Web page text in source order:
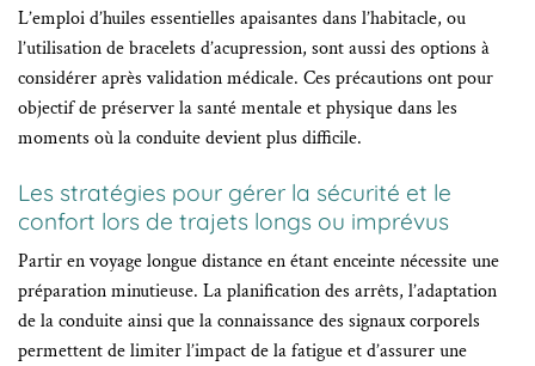
L’emploi d’huiles essentielles apaisantes dans l’habitacle, ou
l’utilisation de bracelets d’acupression, sont aussi des options à
considérer après validation médicale. Ces précautions ont pour
objectif de préserver la santé mentale et physique dans les
moments où la conduite devient plus difficile.
Les stratégies pour gérer la sécurité et le
confort lors de trajets longs ou imprévus
Partir en voyage longue distance en étant enceinte nécessite une
préparation minutieuse. La planification des arrêts, l’adaptation
de la conduite ainsi que la connaissance des signaux corporels
permettent de limiter l’impact de la fatigue et d’assurer une